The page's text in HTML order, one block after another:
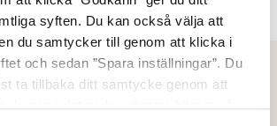
syften. Du kan också välja att
du samtycker till genom att klicka i
och sedan ”Spara inställningar”. Du
ta tillbaka ditt samtycke genom att
ikonen i det nedre vänstra hörnet på